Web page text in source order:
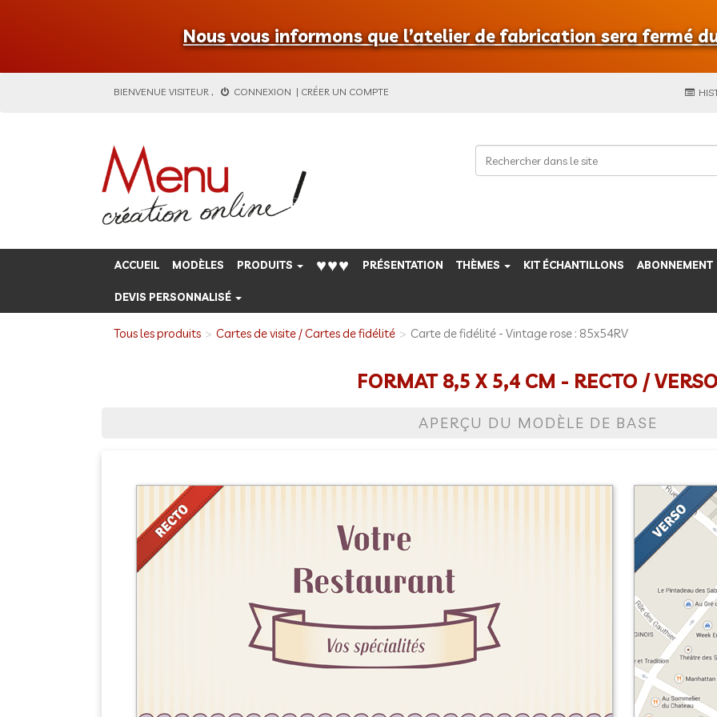
Nous vous informons que l’atelier de fabrication sera fermé
BIENVENUE VISITEUR , CONNEXION | CRÉER UN COMPTE
ACCUEIL MODÈLES PRODUITS ♥♥♥ PRÉSENTATION THÈMES KIT ÉCHANTILLONS ABONNEMENT
DEVIS PERSONNALISÉ
Tous les produits Cartes de visite / Cartes de fidélité Carte de fidélité - Vintage rose : 85x54RV
FORMAT 8,5 X 5,4 CM - RECTO /
APERÇU DU MODÈLE DE BASE